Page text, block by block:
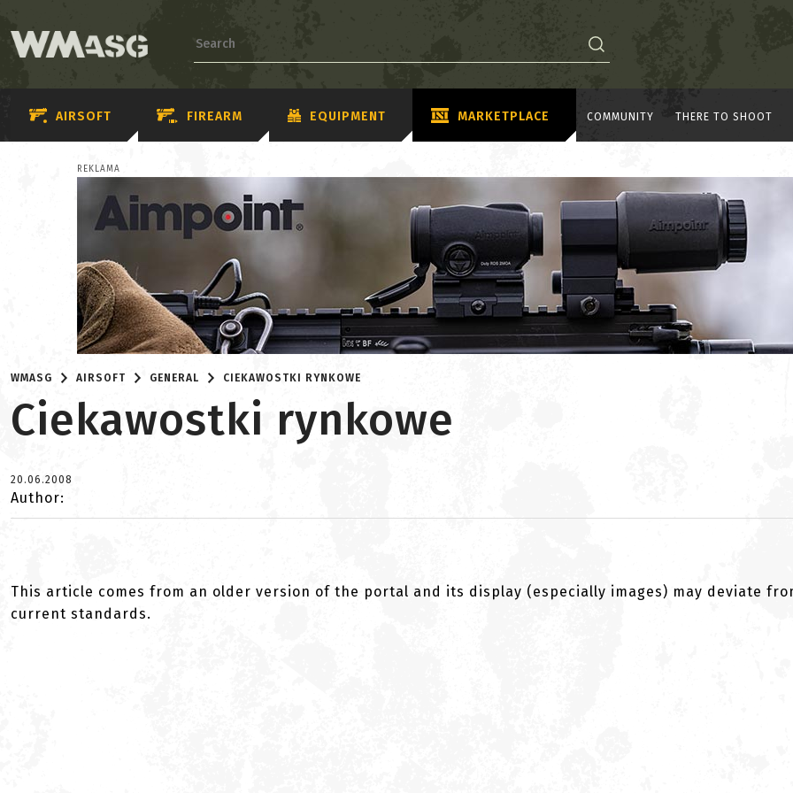
AIRSOFT FIREARM EQUIPMENT MARKETPLACE COMMUNITY THERE TO SHOOT
REKLAMA
WMASG AIRSOFT GENERAL CIEKAWOSTKI RYNKOWE
Ciekawostki rynkowe
20.06.2008
Author:
This article comes from an older version of the portal and its display (especially images) may deviate
current standards.